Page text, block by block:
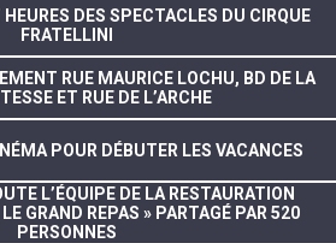
DES SPECTACLES DU CIRQUE
FRATELLINI
RUE MAURICE LOCHU, BD DE LA
ET RUE DE L’ARCHE
POUR DÉBUTER LES VACANCES
L’ÉQUIPE DE LA RESTAURATION
GRAND REPAS » PARTAGÉ PAR 520
PERSONNES